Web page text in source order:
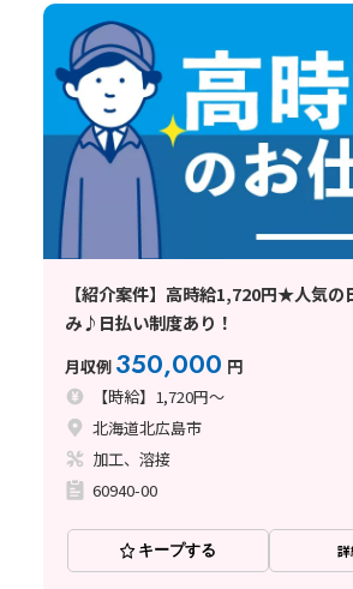
【紹介案件】高時給1,720円★人気の
み♪日払い制度あり！
月収例 350,000 円
【時給】1,720円～
北海道北広島市
加工、溶接
60940-00
キープする